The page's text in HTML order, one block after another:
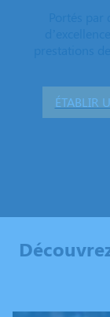
ÉTABLIR